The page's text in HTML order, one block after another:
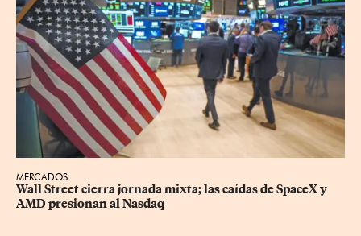
MERCADOS
Wall Street cierra jornada mixta; las caídas de SpaceX y
AMD presionan al Nasdaq